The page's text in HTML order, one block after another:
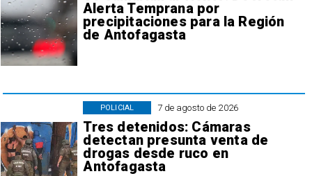
Alerta Temprana por
precipitaciones para la Región
de Antofagasta
7 de agosto de 2026
Tres detenidos: Cámaras
detectan presunta venta de
drogas desde ruco en
Antofagasta
POLICIAL